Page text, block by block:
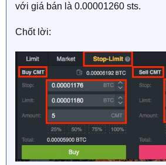
với giá bán là 0.00001260 sts.
Chốt lời: